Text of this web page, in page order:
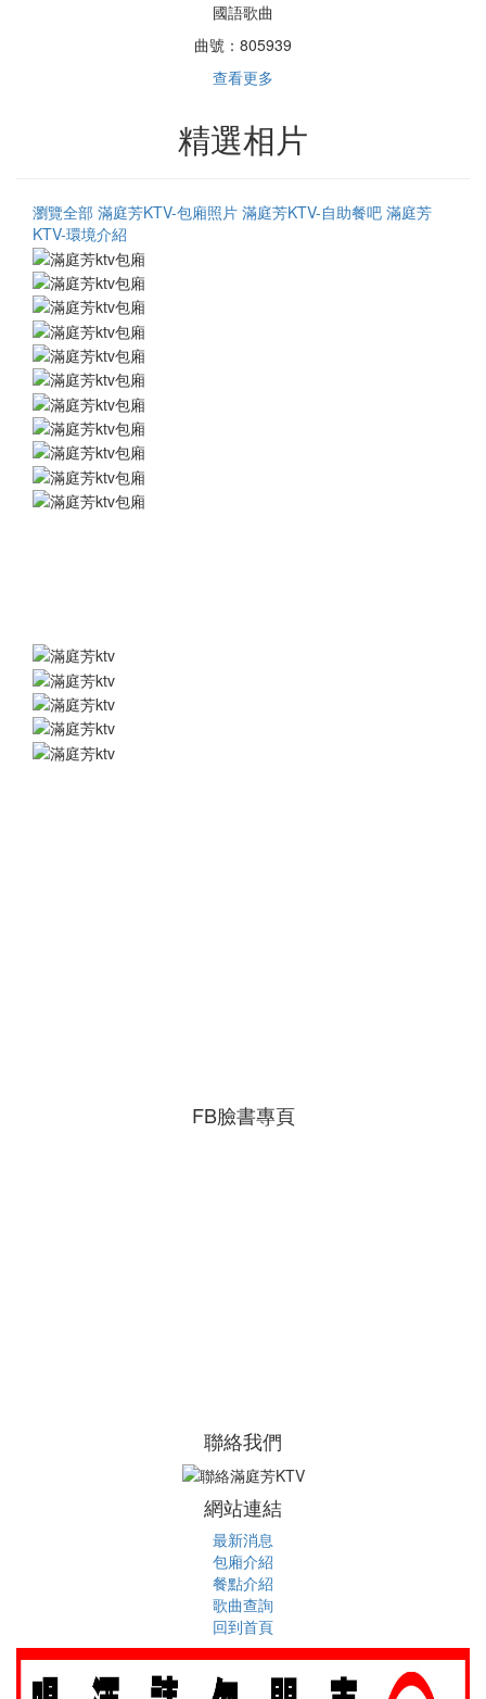
國語歌曲
曲號： 805939
查看更多
精選相片
瀏覽全部 滿庭芳KTV-包廂照片 滿庭芳KTV-自助餐吧 滿庭芳
KTV-環境介紹
FB臉書專頁
聯絡我們
網站連結
最新消息
包廂介紹
餐點介紹
歌曲查詢
回到首頁